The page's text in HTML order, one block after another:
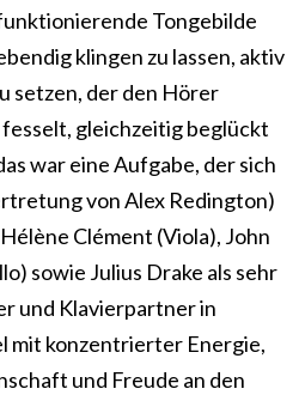
Tongebilde
klingen zu lassen, aktiv
setzen, der den Hörer
gleichzeitig beglückt
war eine Aufgabe, der sich
von Alex Redington)
Clément (Viola), John
sowie Julius Drake als sehr
und Klavierpartner in
mit konzentrierter Energie,
und Freude an den